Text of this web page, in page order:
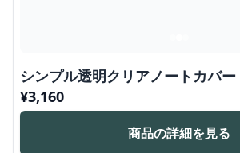
シンプル透明クリアノートカバー
¥3,160
商品の詳細を見る